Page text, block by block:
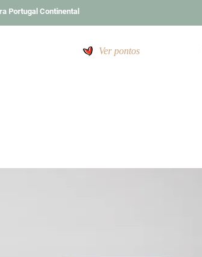
Portugal Continental
Ver pontos